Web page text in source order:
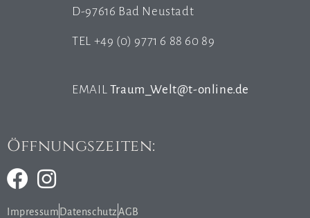
D-97616 Bad Neustadt
TEL +49 (0) 9771 6 88 60 89
EMAIL Traum_Welt@t-online.de
Öffnungszeiten:
Impressum DatenschutzAGB